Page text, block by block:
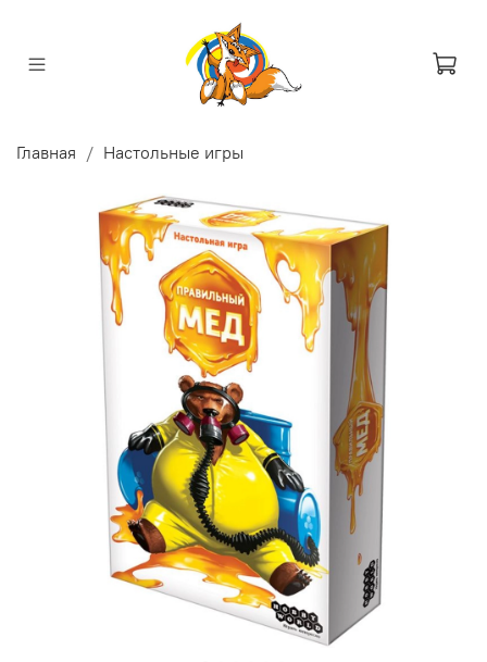
Главная Настольные игры